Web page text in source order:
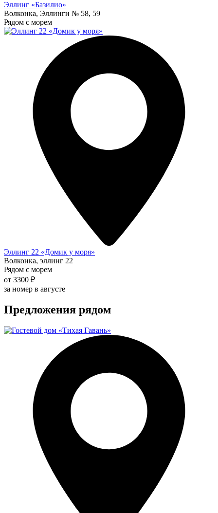
Эллинг «Базилио»
Волконка, Эллинги № 58, 59
Рядом с морем
Эллинг 22 «Домик у моря»
Волконка, эллинг 22
Рядом с морем
от 3300 ₽
за номер в августе
Предложения рядом